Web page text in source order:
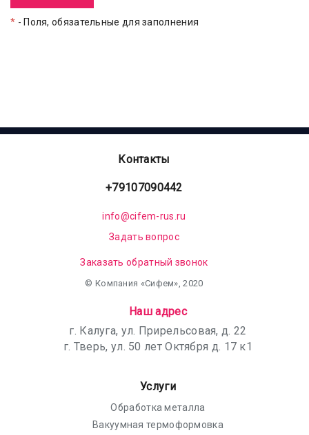
* - Поля, обязательные для заполнения
Контакты
+79107090442
info@cifem-rus.ru
Задать вопрос
Заказать обратный звонок
© Компания «Сифем», 2020
Наш адрес
г. Калуга, ул. Прирельсовая, д. 22
г. Тверь, ул. 50 лет Октября д. 17 к1
Услуги
Обработка металла
Вакуумная термоформовка